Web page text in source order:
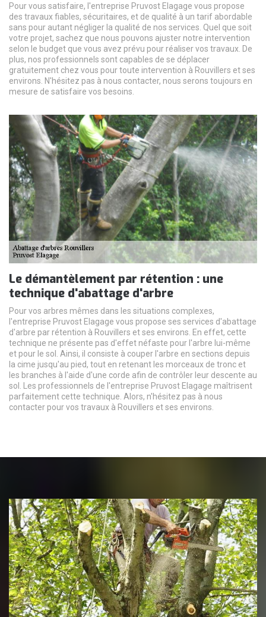
Pour vous satisfaire, l'entreprise Pruvost Elagage vous propose
des travaux fiables, sécuritaires, et de qualité à un tarif abordable
sans pour autant négliger la qualité de nos services. Quel que soit
votre projet, sachez que nous pouvons ajuster notre intervention
selon le budget que vous avez prévu pour réaliser vos travaux. De
plus, nos professionnels sont capables de se déplacer
gratuitement chez vous pour toute intervention à Rouvillers et ses
environs. N'hésitez pas à nous contacter, nous serons toujours en
mesure de satisfaire vos besoins.
Le démantèlement par rétention : une
technique d'abattage d'arbre
Pour vos arbres mêmes dans les situations complexes,
l'entreprise Pruvost Elagage vous propose ses services d'abattage
d'arbre par rétention à Rouvillers et ses environs. En effet, cette
technique ne présente pas d'effet néfaste pour l'arbre lui-même
et pour le sol. Ainsi, il consiste à couper l'arbre en sections depuis
la cime jusqu'au pied, tout en retenant les morceaux de tronc et
les branches à l'aide d'une corde afin de contrôler leur descente au
sol. Les professionnels de l'entreprise Pruvost Elagage maîtrisent
parfaitement cette technique. Alors, n'hésitez pas à nous
contacter pour vos travaux à Rouvillers et ses environs.